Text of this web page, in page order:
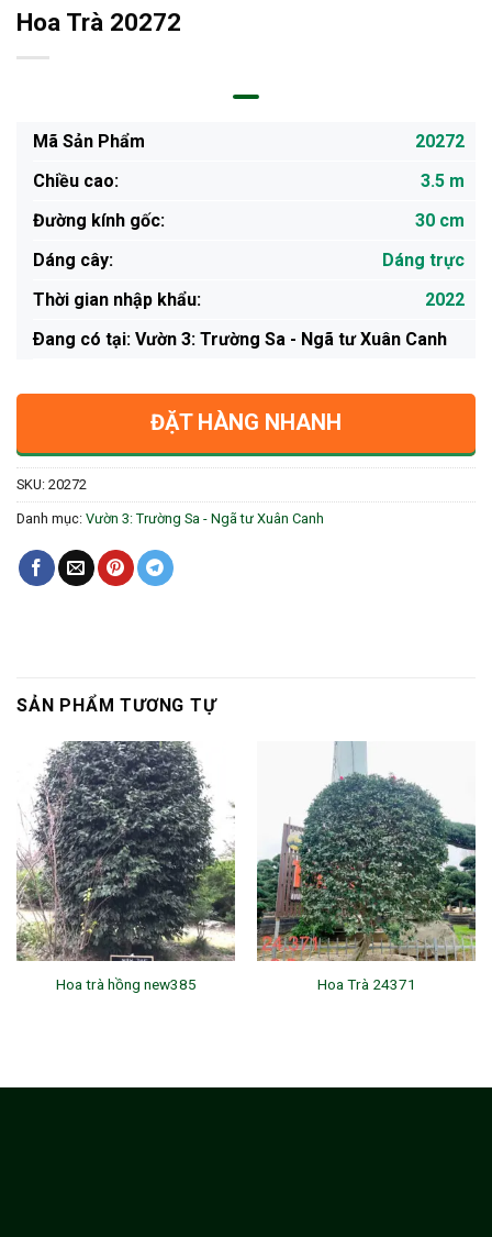
Hoa Trà 20272
Mã Sản Phẩm
20272
Chiều cao:
3.5 m
Đường kính gốc:
30 cm
Dáng cây:
Dáng trực
Thời gian nhập khẩu:
2022
Ðang có tại: Vườn 3: Trường Sa - Ngã tư Xuân Canh
ĐẶT HÀNG NHANH
SKU: 20272
Danh mục: Vườn 3: Trường Sa - Ngã tư Xuân Canh
SẢN PHẨM TƯƠNG TỰ
Hoa trà hồng new385 Hoa Trà 24371